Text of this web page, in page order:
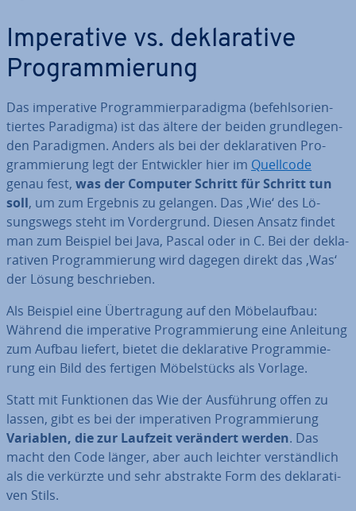
Im­pe­ra­ti­ve vs. de­kla­ra­ti­ve
Pro­gram­mie­rung
Das im­pe­ra­ti­ve Pro­gram­mier­pa­ra­dig­ma (be­fehls­ori­en­
tier­tes Paradigma) ist das ältere der beiden grund­le­gen­
den Pa­ra­dig­men. Anders als bei der de­kla­ra­ti­ven Pro­
gram­mie­rung legt der Ent­wick­ler hier im Quellcode
genau fest, was der Computer Schritt für Schritt tun
soll, um zum Ergebnis zu gelangen. Das ‚Wie‘ des Lö­
sungs­wegs steht im Vor­der­grund. Diesen Ansatz findet
man zum Beispiel bei Java, Pascal oder in C. Bei der de­kla­
ra­ti­ven Pro­gram­mie­rung wird dagegen direkt das ‚Was‘
der Lösung be­schrie­ben.
Als Beispiel eine Über­tra­gung auf den Mö­belauf­bau:
Während die im­pe­ra­ti­ve Pro­gram­mie­rung eine Anleitung
zum Aufbau liefert, bietet die de­kla­ra­ti­ve Pro­gram­mie­
rung ein Bild des fertigen Mö­bel­stücks als Vorlage.
Statt mit Funk­tio­nen das Wie der Aus­füh­rung offen zu
lassen, gibt es bei der im­pe­ra­ti­ven Pro­gram­mie­rung
Variablen, die zur Laufzeit verändert werden. Das
macht den Code länger, aber auch leichter ver­ständ­lich
als die verkürzte und sehr abstrakte Form des de­kla­ra­ti­
ven Stils.